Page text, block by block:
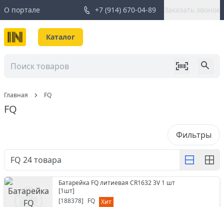
О портале +7 (914) 670-04-89 Заказать звонок
Каталог
Главная FQ
FQ
Фильтры
FQ 24товара
Батарейка FQ литиевая CR1632 3V 1 шт
[1шт]
[188378] FQ
Хит